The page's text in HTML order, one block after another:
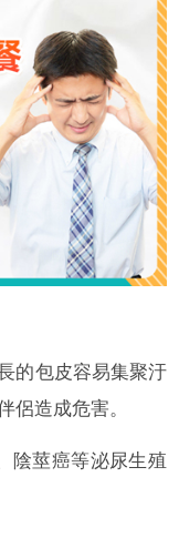
的包皮容易集聚汙
侶造成危害。
陰莖癌等泌尿生殖